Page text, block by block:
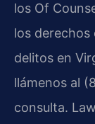
los Of
los derechos
delitos en
llámenos al
consulta.